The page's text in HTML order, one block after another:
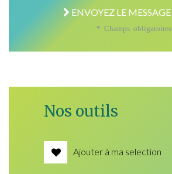
ENVOYEZ LE MESSAGE
* Champs obligatoires
Nos outils
Ajouter à ma selection